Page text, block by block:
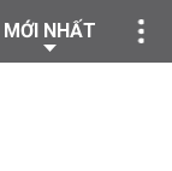
MỚI NHẤT